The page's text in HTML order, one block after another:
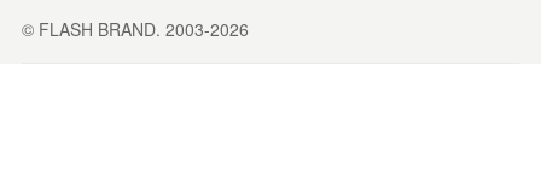
© FLASH BRAND. 2003-2026